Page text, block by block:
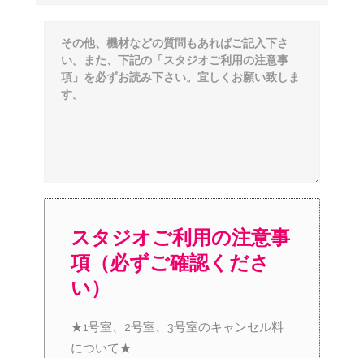
スタジオご利用の注意事
項（必ずご確認くださ
い）
★1号室、2号室、3号室のキャンセル料
について★